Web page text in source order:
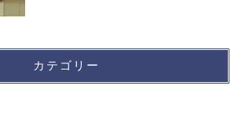
カテゴリー